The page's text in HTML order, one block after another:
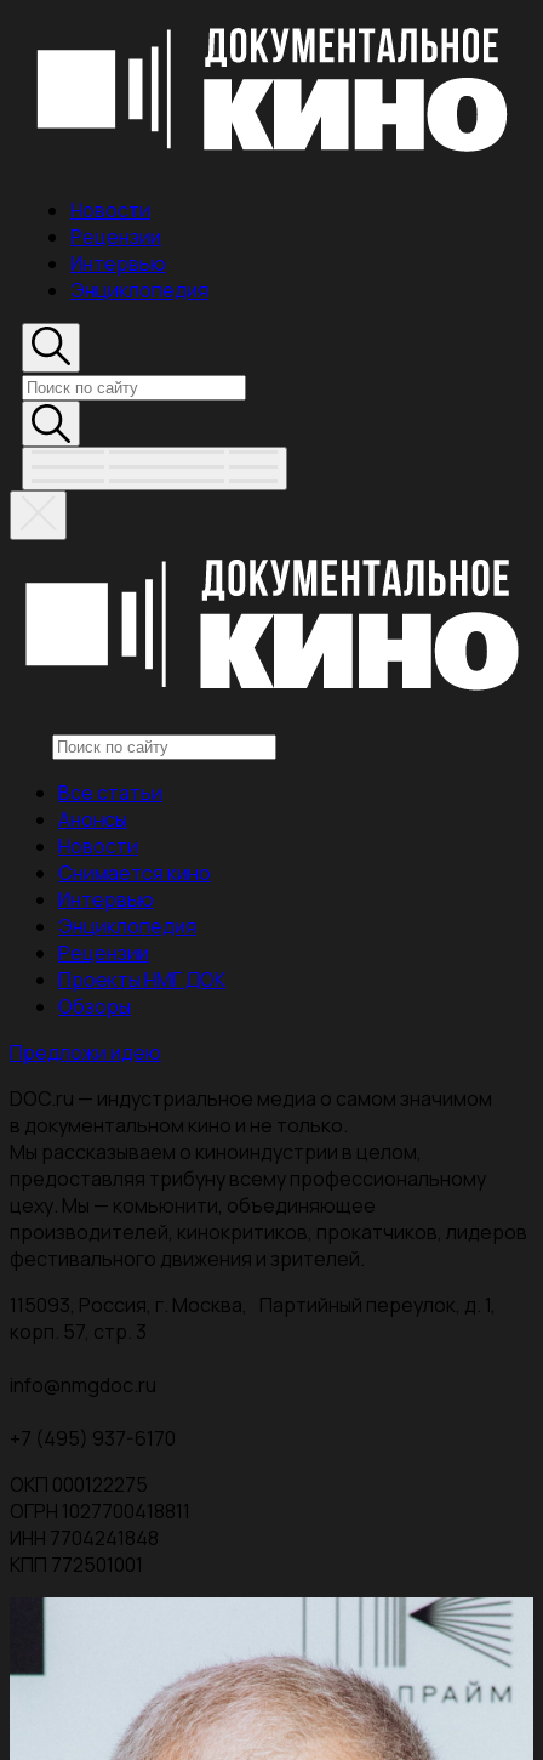
Новости
Рецензии
Интервью
Энциклопедия
Все статьи
Анонсы
Новости
Снимается кино
Интервью
Энциклопедия
Рецензии
Проекты НМГ ДОК
Обзоры
Предложи идею
DOC.ru — индустриальное медиа о самом значимом
в документальном кино и не только.
Мы рассказываем о киноиндустрии в целом,
предоставляя трибуну всему профессиональному
цеху. Мы — комьюнити, объединяющее
производителей, кинокритиков, прокатчиков, лидеров
фестивального движения и зрителей.
115093, Россия, г. Москва, Партийный переулок, д. 1,
корп. 57, стр. 3
info@nmgdoc.ru
+7 (495) 937-6170
ОКП 000122275
ОГРН 1027700418811
ИНН 7704241848
КПП 772501001